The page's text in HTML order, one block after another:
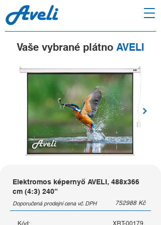
Vaše vybrané plátno AVELI
Elektromos képernyő AVELI, 488x366
cm (4:3) 240”
Doporučená prodejní cena vč. DPH 752988 Kč
Kód: XRT-00179